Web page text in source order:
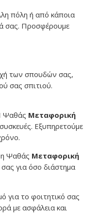
πόλη ή από κάποια
σας. Προσφέρουμε
των σπουδών σας,
σας σπιτιού.
Ψαθάς Μεταφορική
Εξυπηρετούμε
η Ψαθάς Μεταφορική
για όσο διάστημα
για το φοιτητικό σας
με ασφάλεια και